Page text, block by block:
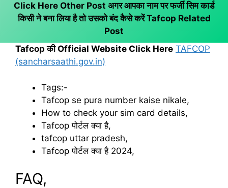
Click Here Other Post अगर आपका नाम पर फर्जी सिम कार्ड
किसी ने बना लिया है तो उसको बंद कैसे करेंTafcop Related
Post
Tafcop की Official Website Click Here TAFCOP
(sancharsaathi.gov.in)
Tags:-
Tafcop se pura number kaise nikale,
How to check your sim card details,
Tafcop पोर्टल क्या है,
tafcop uttar pradesh,
Tafcop पोर्टल क्या है 2024,
FAQ,